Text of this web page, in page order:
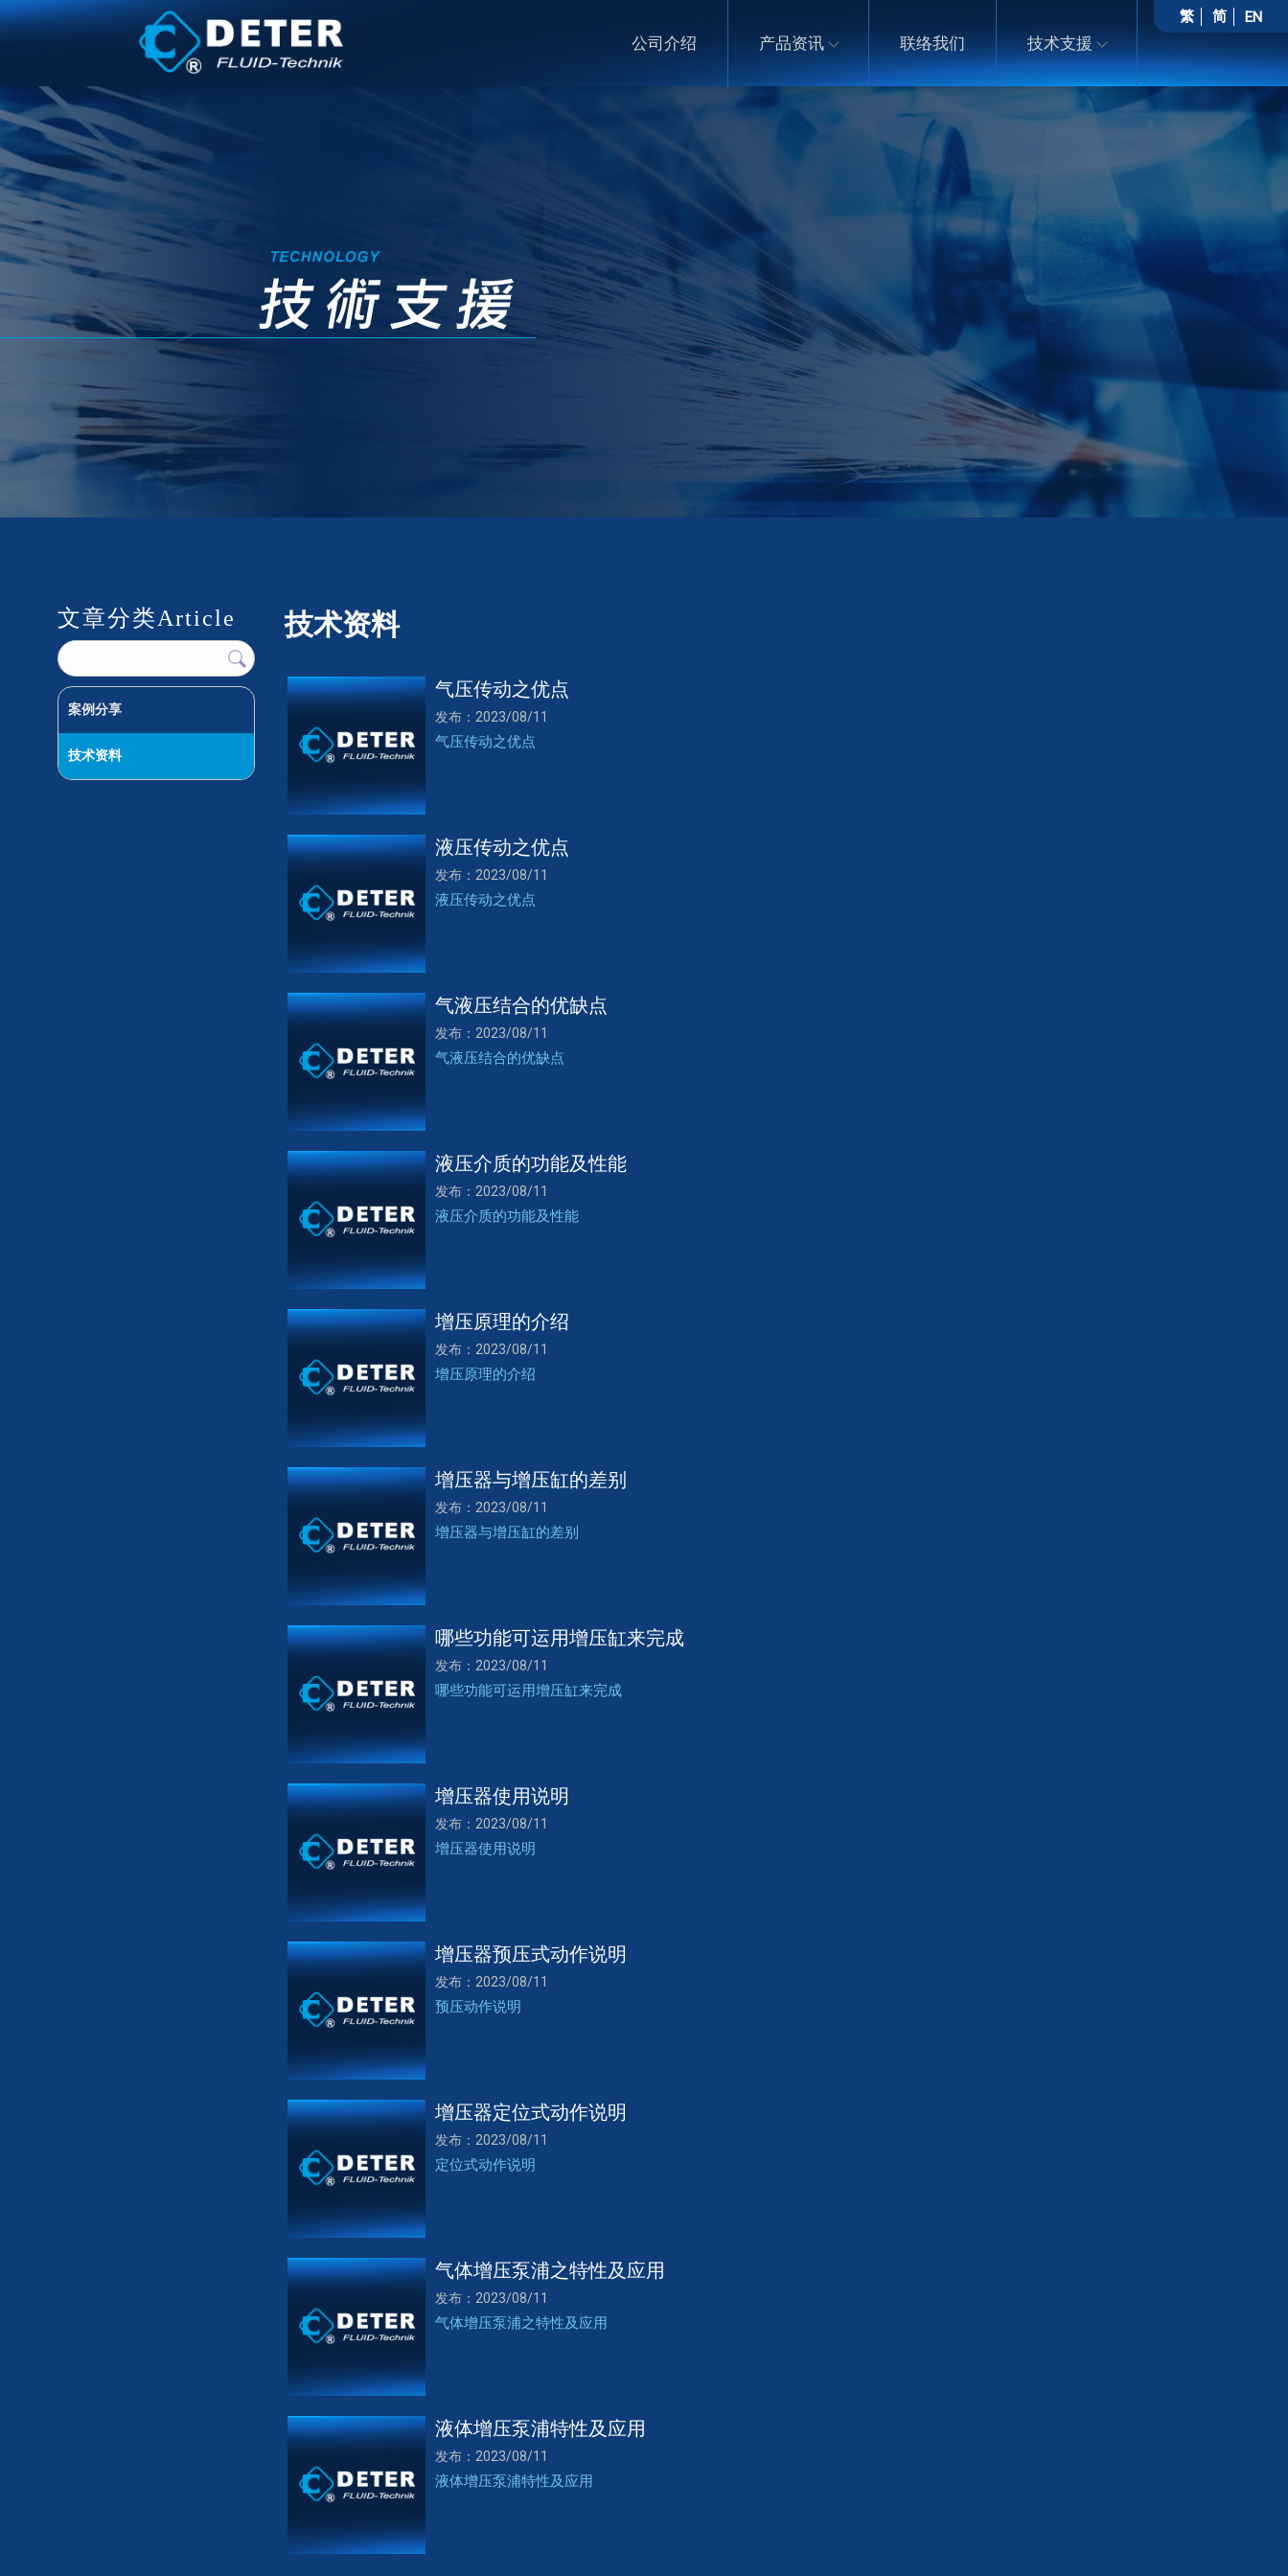
繁 简 EN
公司介绍 产品资讯 联络我们 技术支援
文章分类Article
案例分享
技术资料
技术资料
气压传动之优点
发布：2023/08/11
气压传动之优点
液压传动之优点
发布：2023/08/11
液压传动之优点
气液压结合的优缺点
发布：2023/08/11
气液压结合的优缺点
液压介质的功能及性能
发布：2023/08/11
液压介质的功能及性能
增压原理的介绍
发布：2023/08/11
增压原理的介绍
增压器与增压缸的差别
发布：2023/08/11
增压器与增压缸的差别
哪些功能可运用增压缸来完成
发布：2023/08/11
哪些功能可运用增压缸来完成
增压器使用说明
发布：2023/08/11
增压器使用说明
增压器预压式动作说明
发布：2023/08/11
预压动作说明
增压器定位式动作说明
发布：2023/08/11
定位式动作说明
气体增压泵浦之特性及应用
发布：2023/08/11
气体增压泵浦之特性及应用
液体增压泵浦特性及应用
发布：2023/08/11
液体增压泵浦特性及应用